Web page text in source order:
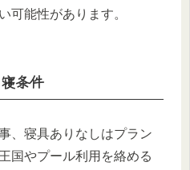
可能性があります。
条件
、寝具ありなしはプラン
国やプール利用を絡める